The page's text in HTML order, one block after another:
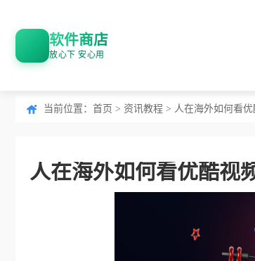
软件商店
放心下 安心用
当前位置： 首页 > 资讯教程 > 人在海外如何看
人在海外如何看优酷视